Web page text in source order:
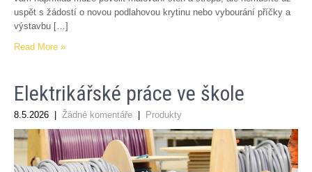
uspět s žádostí o novou podlahovou krytinu nebo vybourání příčky a
výstavbu […]
Read More »
Elektrikářské práce ve škole
8.5.2026 Žádné komentáře Produkty